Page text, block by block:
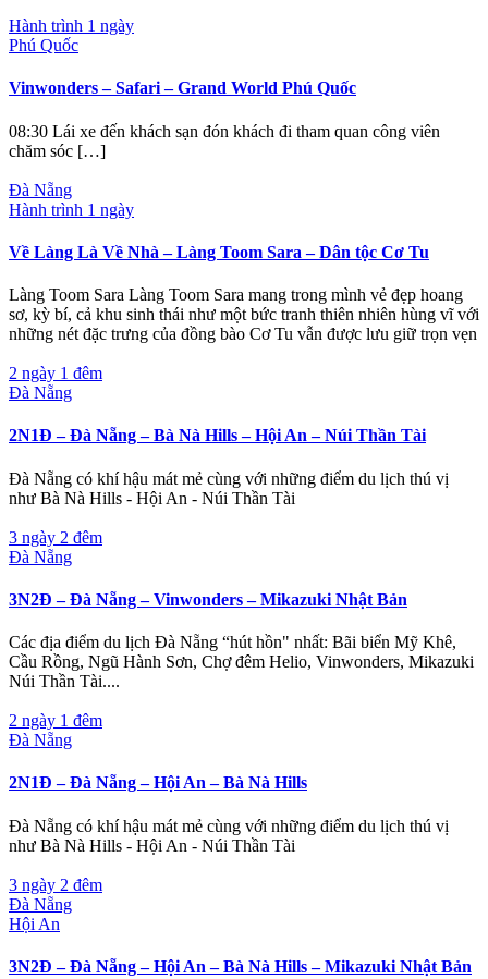
Hành trình 1 ngày
Phú Quốc
Vinwonders – Safari – Grand World Phú Quốc
08:30 Lái xe đến khách sạn đón khách đi tham quan công viên
chăm sóc […]
Đà Nẵng
Hành trình 1 ngày
Về Làng Là Về Nhà – Làng Toom Sara – Dân tộc Cơ Tu
Làng Toom Sara Làng Toom Sara mang trong mình vẻ đẹp hoang
sơ, kỳ bí, cả khu sinh thái như một bức tranh thiên nhiên hùng vĩ với
những nét đặc trưng của đồng bào Cơ Tu vẫn được lưu giữ trọn vẹn
2 ngày 1 đêm
Đà Nẵng
2N1Đ – Đà Nẵng – Bà Nà Hills – Hội An – Núi Thần Tài
Đà Nẵng có khí hậu mát mẻ cùng với những điểm du lịch thú vị
như Bà Nà Hills - Hội An - Núi Thần Tài
3 ngày 2 đêm
Đà Nẵng
3N2Đ – Đà Nẵng – Vinwonders – Mikazuki Nhật Bản
Các địa điểm du lịch Đà Nẵng “hút hồn" nhất: Bãi biển Mỹ Khê,
Cầu Rồng, Ngũ Hành Sơn, Chợ đêm Helio, Vinwonders, Mikazuki
Núi Thần Tài....
2 ngày 1 đêm
Đà Nẵng
2N1Đ – Đà Nẵng – Hội An – Bà Nà Hills
Đà Nẵng có khí hậu mát mẻ cùng với những điểm du lịch thú vị
như Bà Nà Hills - Hội An - Núi Thần Tài
3 ngày 2 đêm
Đà Nẵng
Hội An
3N2Đ – Đà Nẵng – Hội An – Bà Nà Hills – Mikazuki Nhật Bản